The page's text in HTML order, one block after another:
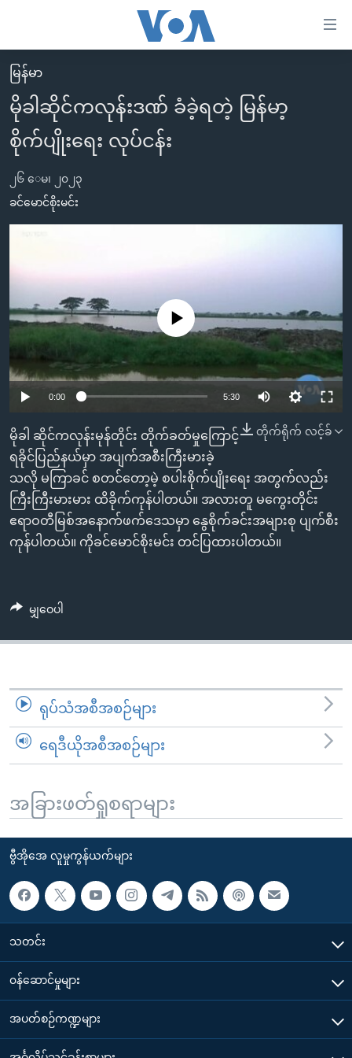
လွယ်ကူ
စေ
သည့်
Link
များ
ပင်မ
ရန်
ညွန်း
စာမျက်နှာ
ကျော်
ကြည့်
ရန်
ရှာဖွေ
ရန်
နေရာ
ရန်
မူလစာမျက်နှာ
မြန်မာ
ကမ္ဘာ့သတင်းများ
အမေရိကန်
တရုတ်
သတင်းလွတ်လပ်ခွင့်
ရပ်ဝန်းတခု လမ်းတခု အလွန်
မကြေးမုံရဲ့ အင်္ဂလိပ်စာ
ရုပ်ရှင်ထဲက အင်္ဂလိပ်စာ
သုတပဒေသာ အင်္ဂလိပ်စာ
အပတ်စဉ်ကဏ္ဍများ
ရေဒီယို
တီဗွီ
ရေဒီယိုနှင့်ရုပ်သံ အချက်အလက်များ
ရေဒီယို/တီဗွီအစီအစဉ်
Learning English
ဘာသာစကားများ
မြန်မာ
မိုခါဆိုင်ကလုန်းဒဏ် ခံခဲ့ရတဲ့ မြန်မာ့
စိုက်ပျိုးရေး လုပ်ငန်း
၂၆ ေမ၊ ၂၀၂၃
ခင်မောင်စိုးမင်း
No media source currently available
0:00 5:30
တိုက်ရိုက် လင့်ခ်
မိုခါ ဆိုင်ကလုန်းမုန်တိုင်း တိုက်ခတ်မှုကြောင့်
ရခိုင်ပြည်နယ်မှာ အပျက်အစီးကြီးမားခဲ့
သလို မကြာခင် စတင်တော့မဲ့ စပါးစိုက်ပျိုးရေး အတွက်လည်း
ကြီးကြီးမားမား ထိခိုက်ကုန်ပါတယ်။ အလားတူ မကွေးတိုင်း
ဧရာဝတီမြစ်အနောက်ဖက်ဒေသမှာ နွေစိုက်ခင်းအများစု ပျက်စီး
ကုန်ပါတယ်။ ကိုခင်မောင်စိုးမင်း တင်ပြထားပါတယ်။
မျှဝေပါ
ရုပ်သံအစီအစဉ်များ
ရေဒီယိုအစီအစဉ်များ
အခြားဖတ်ရှုစရာများ
ဗွီအိုအေ လူမှုကွန်ယက်များ
သတင်း
၀န်ဆောင်မှုများ
အပတ်စဉ်ကဏ္ဍများ